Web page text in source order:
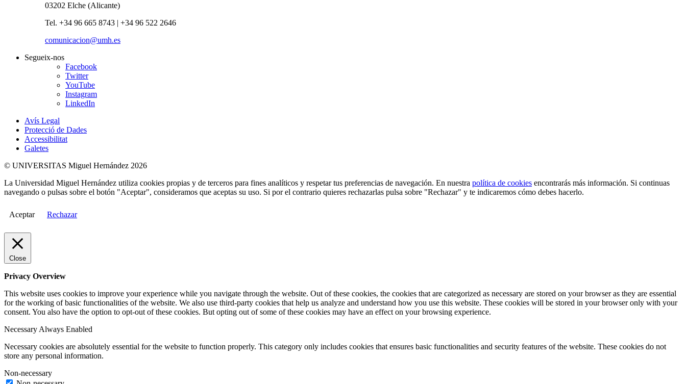
03202 Elche (Alicante)
Tel. +34 96 665 8743 | +34 96 522 2646
comunicacion@umh.es
Segueix-nos
Facebook
Twitter
YouTube
Instagram
LinkedIn
Avís Legal
Protecció de Dades
Accessibilitat
Galetes
© UNIVERSITAS Miguel Hernández 2026
La Universidad Miguel Hernández utiliza cookies propias y de terceros para fines analíticos y respetar tus preferencias de navegación. En nuestra política de cookies encontrarás más información. Si continuas
navegando o pulsas sobre el botón "Aceptar", consideramos que aceptas su uso. Si por el contrario quieres rechazarlas pulsa sobre "Rechazar" y te indicaremos cómo debes hacerlo.
Aceptar Rechazar
Close
Privacy Overview
This website uses cookies to improve your experience while you navigate through the website. Out of these cookies, the cookies that are categorized as necessary are stored on your browser as they are essential
for the working of basic functionalities of the website. We also use third-party cookies that help us analyze and understand how you use this website. These cookies will be stored in your browser only with your
consent. You also have the option to opt-out of these cookies. But opting out of some of these cookies may have an effect on your browsing experience.
Necessary Always Enabled
Necessary cookies are absolutely essential for the website to function properly. This category only includes cookies that ensures basic functionalities and security features of the website. These cookies do not
store any personal information.
Non-necessary